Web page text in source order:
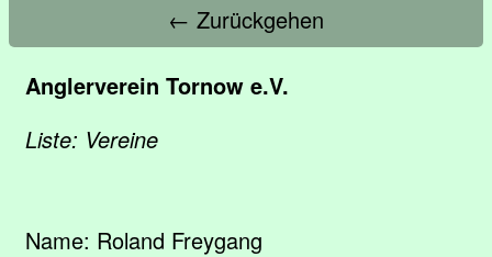
← Zurückgehen
Anglerverein Tornow e.V.
Liste: Vereine
Name: Roland Freygang